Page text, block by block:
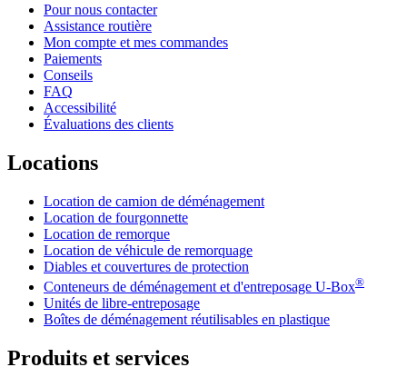
Pour nous contacter
Assistance routière
Mon compte et mes commandes
Paiements
Conseils
FAQ
Accessibilité
Évaluations des clients
Locations
Location de camion de déménagement
Location de fourgonnette
Location de remorque
Location de véhicule de remorquage
Diables et couvertures de protection
Conteneurs de déménagement et d'entreposage U-Box®
Unités de libre-entreposage
Boîtes de déménagement réutilisables en plastique
Produits et services